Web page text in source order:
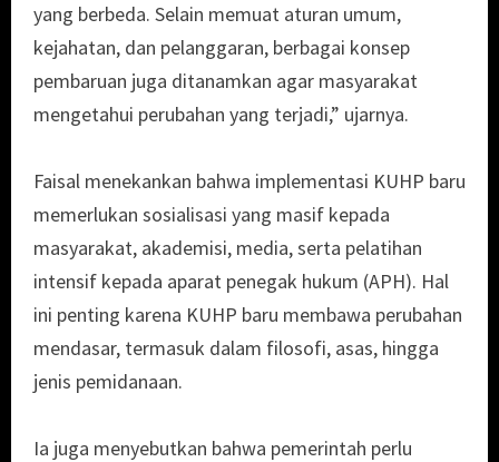
yang berbeda. Selain memuat aturan umum,
kejahatan, dan pelanggaran, berbagai konsep
pembaruan juga ditanamkan agar masyarakat
mengetahui perubahan yang terjadi,” ujarnya.
Faisal menekankan bahwa implementasi KUHP baru
memerlukan sosialisasi yang masif kepada
masyarakat, akademisi, media, serta pelatihan
intensif kepada aparat penegak hukum (APH). Hal
ini penting karena KUHP baru membawa perubahan
mendasar, termasuk dalam filosofi, asas, hingga
jenis pemidanaan.
Ia juga menyebutkan bahwa pemerintah perlu